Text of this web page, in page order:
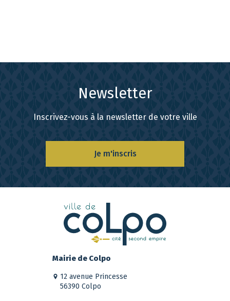
Newsletter
Inscrivez-vous à la newsletter de votre ville
Je m'inscris
Mairie de Colpo
12 avenue Princesse
56390 Colpo